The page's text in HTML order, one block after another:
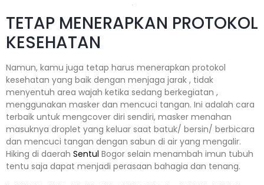
TETAP MENERAPKAN PROTOKOL
KESEHATAN
Namun, kamu juga tetap harus menerapkan protokol
kesehatan yang baik dengan menjaga jarak , tidak
menyentuh area wajah ketika sedang berkegiatan ,
menggunakan masker dan mencuci tangan. Ini adalah cara
terbaik untuk mengcover diri sendiri, masker menahan
masuknya droplet yang keluar saat batuk/ bersin/ berbicara
dan mencuci tangan dengan sabun di air yang mengalir.
Hiking di daerah Sentul Bogor selain menambah imun tubuh
tentu saja dapat menjadi perasaan bahagia dan tenang.